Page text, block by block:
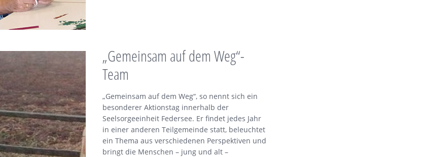
„Gemeinsam auf dem Weg“-
Team
„Gemeinsam auf dem Weg“, so nennt sich ein
besonderer Aktionstag innerhalb der
Seelsorgeeinheit Federsee. Er findet jedes Jahr
in einer anderen Teilgemeinde statt, beleuchtet
ein Thema aus verschiedenen Perspektiven und
bringt die Menschen – jung und alt –